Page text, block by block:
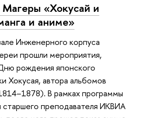
«Хокусай и
и аниме»
Инженерного корпуса
прошли мероприятия,
рождения японского
Хокусая, автора альбомов
В рамках программы
старшего преподавателя ИКВИА